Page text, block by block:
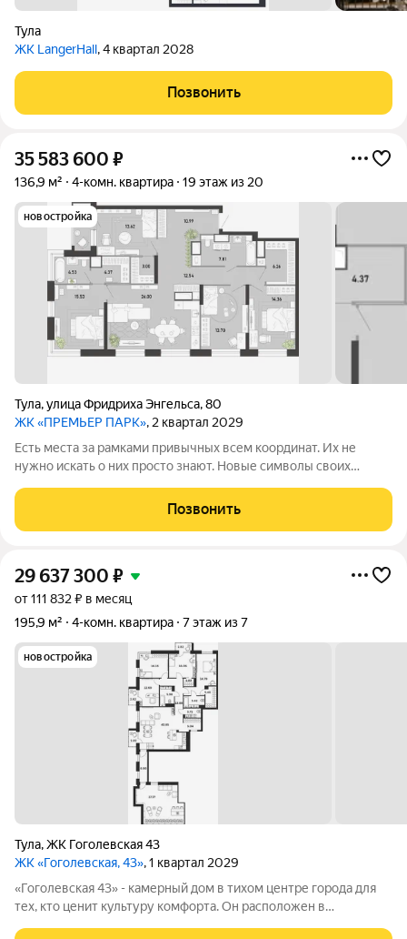
Тула
ЖК LangerHall, 4 квартал 2028
Позвонить
35 583 600 ₽
136,9 м² 4-комн. квартира 19 этаж из 20
новостройка
Тула,улица Фридриха Энгельса,80
ЖК «ПРЕМЬЕР ПАРК», 2 квартал 2029
Есть места за рамками привычных всем координат. Их не
нужно искать о них просто знают. Новые символы своих
долгожданный для Тулы проект в знаковой локации, где
история встречает
Позвонить
29 637 300 ₽
от 111 832 ₽ в месяц
195,9 м²
4-комн. квартира 7 этаж из 7
новостройка
Тула,ЖК Гоголевская 43
ЖК «Гоголевская, 43», 1 квартал 2029
«Гоголевская 43» - камерный дом в тихом центре города для
тех, кто ценит культуру комфорта. Он расположен в